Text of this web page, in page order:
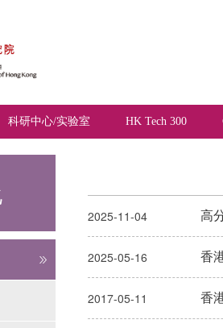
科研中心/实验室 HK Tech 300
2025-11-04 高
2025-05-16 香
2017-05-11 香